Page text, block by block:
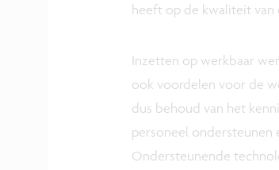
heeft op de kwaliteit van
Inzetten op werkbaar
ook voordelen voor de
dus behoud van het
personeel ondersteunen
Ondersteunende